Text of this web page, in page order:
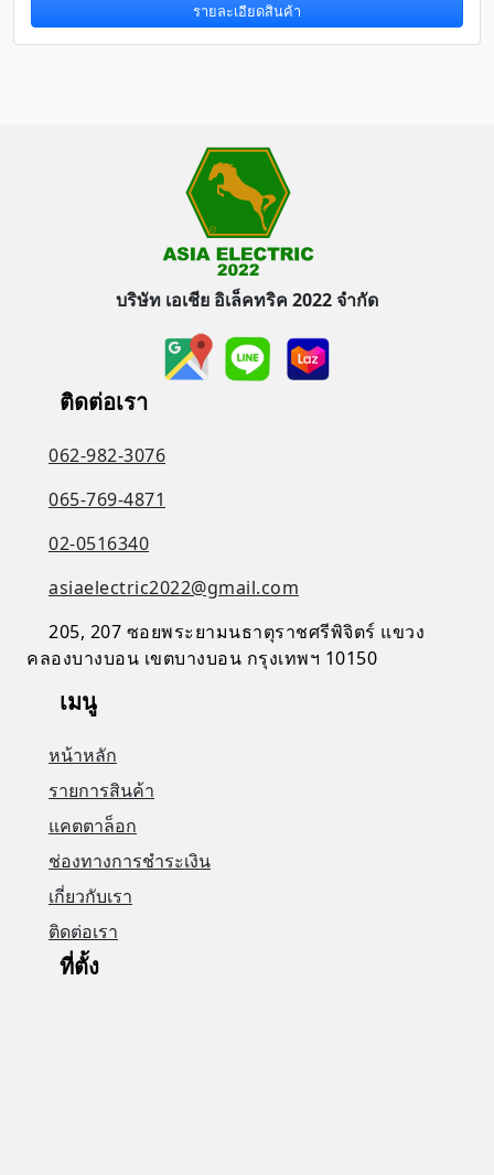
รายละเอียดสินค้า
บริษัท เอเชีย อิเล็คทริค 2022 จำกัด
ติดต่อเรา
062-982-3076
065-769-4871
02-0516340
asiaelectric2022@gmail.com
205, 207 ซอยพระยามนธาตุราชศรีพิจิตร์ แขวง
คลองบางบอน เขตบางบอน กรุงเทพฯ 10150
เมนู
หน้าหลัก
รายการสินค้า
แคตตาล็อก
ช่องทางการชำระเงิน
เกี่ยวกับเรา
ติดต่อเรา
ที่ตั้ง